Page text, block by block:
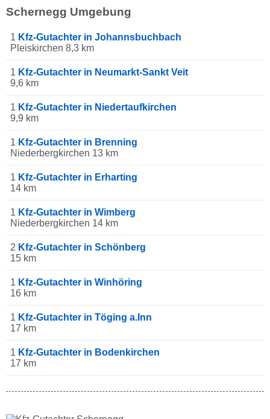
Schernegg Umgebung
1 Kfz-Gutachter in Johannsbuchbach
Pleiskirchen 8,3 km
1 Kfz-Gutachter in Neumarkt-Sankt Veit
9,6 km
1 Kfz-Gutachter in Niedertaufkirchen
9,9 km
1 Kfz-Gutachter in Brenning
Niederbergkirchen 13 km
1 Kfz-Gutachter in Erharting
14 km
1 Kfz-Gutachter in Wimberg
Niederbergkirchen 14 km
2 Kfz-Gutachter in Schönberg
15 km
1 Kfz-Gutachter in Winhöring
16 km
1 Kfz-Gutachter in Töging a.Inn
17 km
1 Kfz-Gutachter in Bodenkirchen
17 km